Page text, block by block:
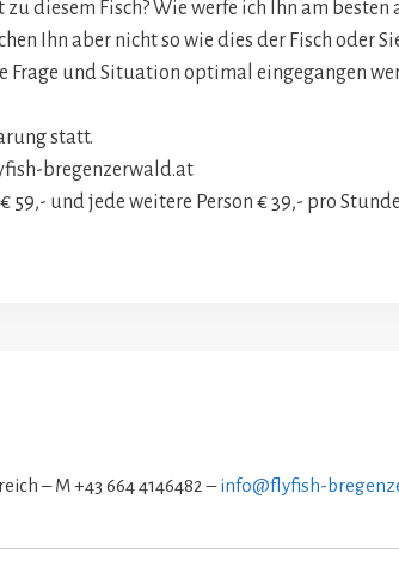
diesem Fisch? Wie werfe ich Ihn am
Ihn aber nicht so wie dies der Fisch oder
Frage und Situation optimal eingegangen
statt.
bregenzerwald.at
59,- und jede weitere Person € 39,- pro
– M +43 664 4146482 –info@flyfish-